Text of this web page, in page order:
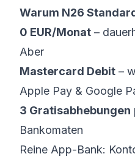
Warum N26
0 EUR/Monat –
Aber
Mastercard Debit –
Apple Pay & Google
3 Gratisabhebungen
Bankomaten
Reine App-Bank: